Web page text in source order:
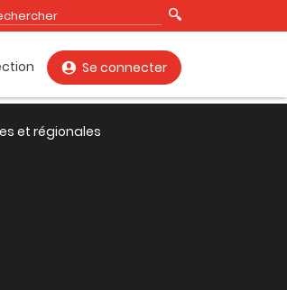
Se connecter
et régionales